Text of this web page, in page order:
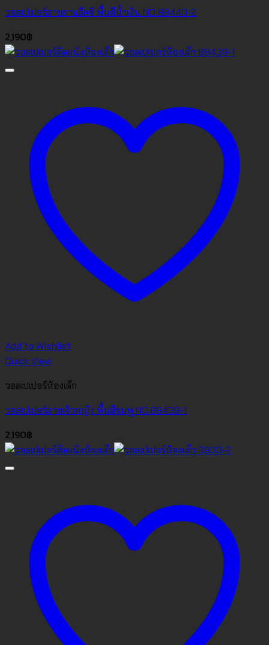
วอลเปเปอร์ลายกาแล็คซี พื้นสีน้ำเงิน NO.88440-2
2,190฿
Add to Wishlist
Quick View
วอลเปเปอร์ห้องเด็ก
วอลเปเปอร์ลายเจ้าหญิง พื้นสีชมพู NO.88439-1
2,190฿